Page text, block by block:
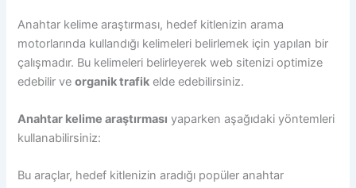
Anahtar kelime araştırması, hedef kitlenizin arama
motorlarında kullandığı kelimeleri belirlemek için yapılan bir
çalışmadır. Bu kelimeleri belirleyerek web sitenizi optimize
edebilir veorganik trafik elde edebilirsiniz.
Anahtar kelime araştırması yaparken aşağıdaki yöntemleri
kullanabilirsiniz:
Bu araçlar, hedef kitlenizin aradığı popüler anahtar